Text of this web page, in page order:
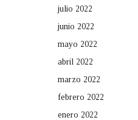
julio 2022
junio 2022
mayo 2022
abril 2022
marzo 2022
febrero 2022
enero 2022